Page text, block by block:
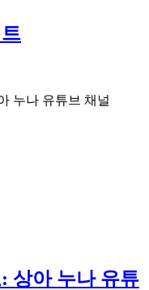
상아 누나 유튜